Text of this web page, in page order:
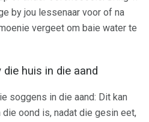
by jou lessenaar voor of na
vergeet om baie water te
huis in die aand
soggens in die aand: Dit kan
oond is, nadat die gesin eet,